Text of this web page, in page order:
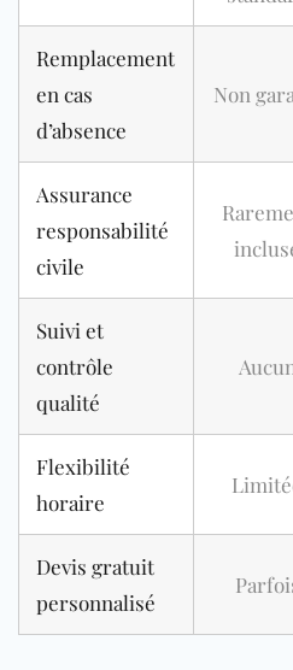
Remplacement
en cas
d’absence
Non
Assurance
responsabilité
civile
Suivi et
contrôle
qualité
Flexibilité
horaire
Devis gratuit
personnalisé